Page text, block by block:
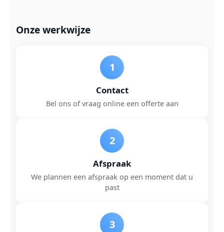
Onze werkwijze
1
Contact
Bel ons of vraag online een offerte aan
2
Afspraak
We plannen een afspraak op een moment dat u
past
3